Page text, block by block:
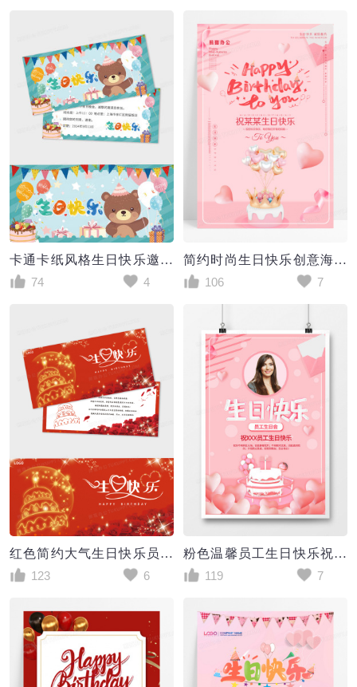
卡通卡纸风格生日快乐邀请函生日派对海报贺卡生日邀请函
74
4
简约时尚生日快乐创意海报设计
106
7
红色简约大气生日快乐员工生日贺卡
123
6
粉色温馨员工生日快乐祝福海报
119
7